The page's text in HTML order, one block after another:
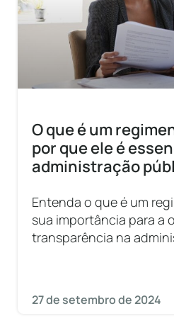
O que é um
por que ele é
administração
Entenda o que é um
sua importância para a
transparência na
27 de setembro de 2024